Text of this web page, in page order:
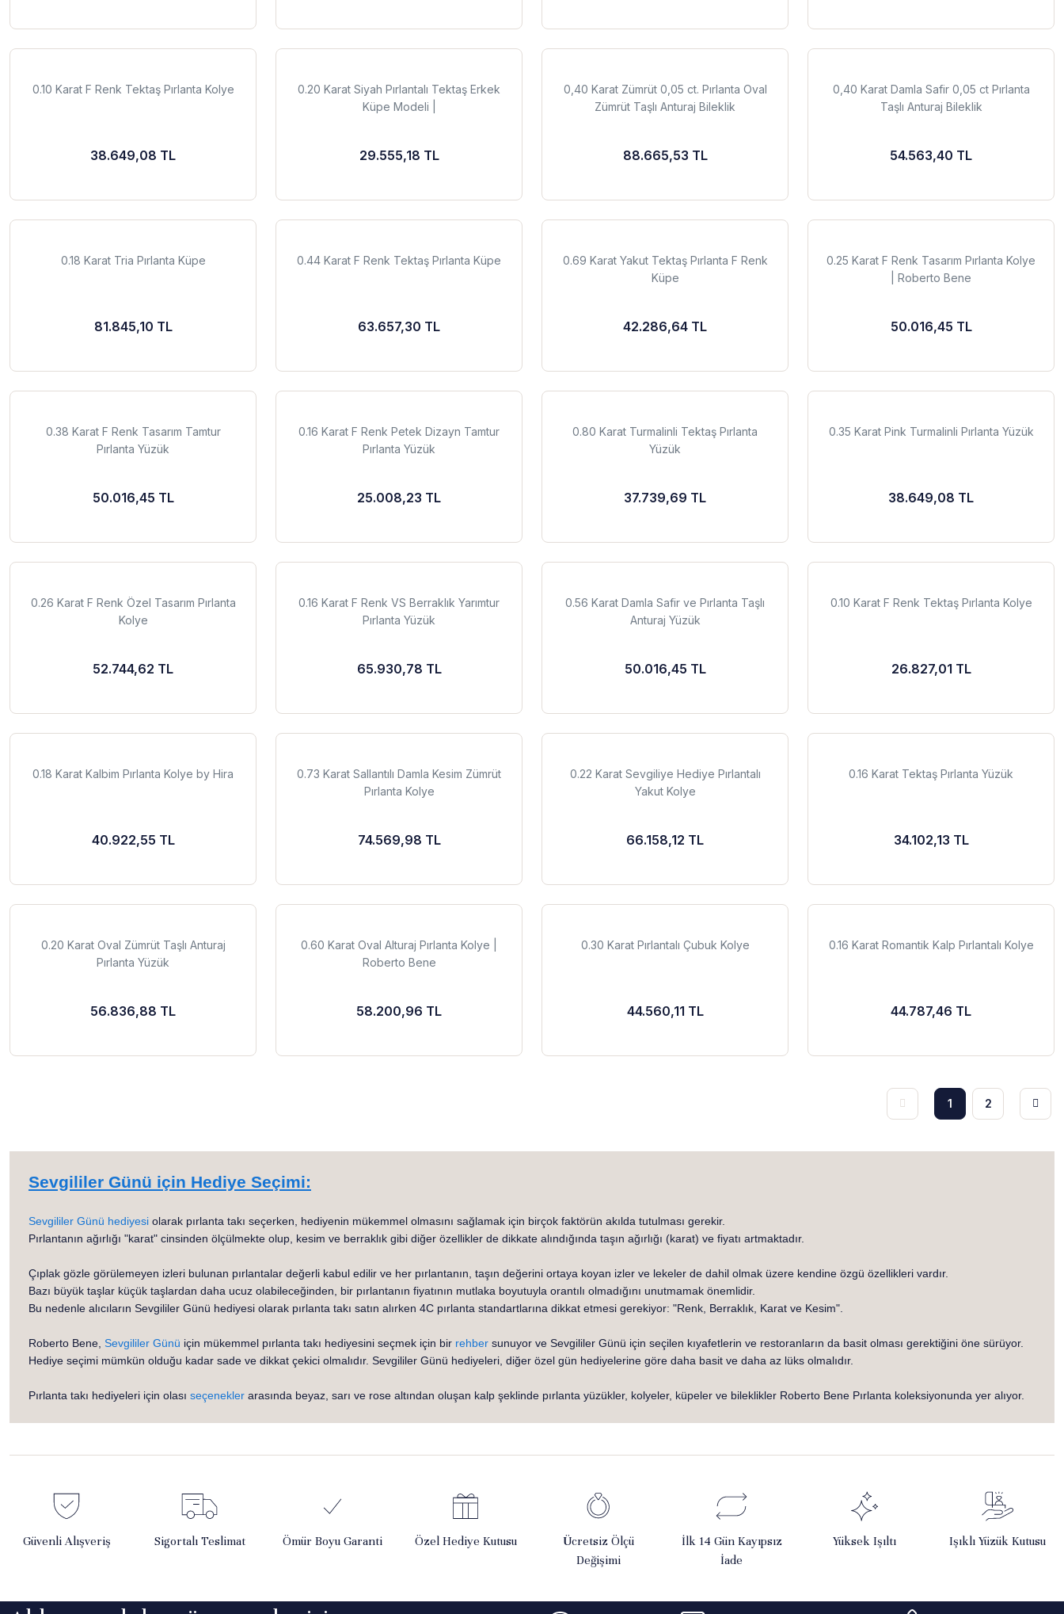
0.10 Karat F Renk Tektaş Pırlanta Kolye
38.649,08 TL
0.20 Karat Siyah Pırlantalı Tektaş Erkek
Küpe Modeli |
29.555,18 TL
0,40 Karat Zümrüt 0,05 ct. Pırlanta Oval
Zümrüt Taşlı Anturaj Bileklik
88.665,53 TL
0,40 Karat Damla Safir 0,05 ct Pırlanta
Taşlı Anturaj Bileklik
54.563,40 TL
0.18 Karat Tria Pırlanta Küpe
81.845,10 TL
0.44 Karat F Renk Tektaş Pırlanta Küpe
63.657,30 TL
0.69 Karat Yakut Tektaş Pırlanta F Renk
Küpe
42.286,64 TL
0.25 Karat F Renk Tasarım Pırlanta Kolye
| Roberto Bene
50.016,45 TL
0.38 Karat F Renk Tasarım Tamtur
Pırlanta Yüzük
50.016,45 TL
0.16 Karat F Renk Petek Dizayn Tamtur
Pırlanta Yüzük
25.008,23 TL
0.80 Karat Turmalinli Tektaş Pırlanta
Yüzük
37.739,69 TL
0.35 Karat Pink Turmalinli Pırlanta Yüzük
38.649,08 TL
0.26 Karat F Renk Özel Tasarım Pırlanta
Kolye
52.744,62 TL
0.16 Karat F Renk VS Berraklık Yarımtur
Pırlanta Yüzük
65.930,78 TL
0.56 Karat Damla Safir ve Pırlanta Taşlı
Anturaj Yüzük
50.016,45 TL
0.10 Karat F Renk Tektaş Pırlanta Kolye
26.827,01 TL
0.18 Karat Kalbim Pırlanta Kolye by Hira
40.922,55 TL
0.73 Karat Sallantılı Damla Kesim Zümrüt
Pırlanta Kolye
74.569,98 TL
0.22 Karat Sevgiliye Hediye Pırlantalı
Yakut Kolye
66.158,12 TL
0.16 Karat Tektaş Pırlanta Yüzük
34.102,13 TL
0.20 Karat Oval Zümrüt Taşlı Anturaj
Pırlanta Yüzük
56.836,88 TL
0.60 Karat Oval Alturaj Pırlanta Kolye |
Roberto Bene
58.200,96 TL
0.30 Karat Pırlantalı Çubuk Kolye
44.560,11 TL
0.16 Karat Romantik Kalp Pırlantalı Kolye
44.787,46 TL
1 2
Sevgililer Günü için Hediye Seçimi:
Sevgililer Günü hediyesi olarak pırlanta takı seçerken, hediyenin mükemmel olmasını sağlamak için birçok faktörün akılda tutulması gerekir.
Pırlantanın ağırlığı "karat" cinsinden ölçülmekte olup, kesim ve berraklık gibi diğer özellikler de dikkate alındığında taşın ağırlığı (karat) ve fiyatı artmaktadır.
Çıplak gözle görülemeyen izleri bulunan pırlantalar değerli kabul edilir ve her pırlantanın, taşın değerini ortaya koyan izler ve lekeler de dahil olmak üzere kendine özgü özellikleri vardır.
Bazı büyük taşlar küçük taşlardan daha ucuz olabileceğinden, bir pırlantanın fiyatının mutlaka boyutuyla orantılı olmadığını unutmamak önemlidir.
Bu nedenle alıcıların Sevgililer Günü hediyesi olarak pırlanta takı satın alırken 4C pırlanta standartlarına dikkat etmesi gerekiyor: "Renk, Berraklık, Karat ve Kesim".
Roberto Bene, Sevgililer Günü için mükemmel pırlanta takı hediyesini seçmek için bir rehber sunuyor ve Sevgililer Günü için seçilen kıyafetlerin ve restoranların da basit olması gerektiğini öne sürüyor.
Hediye seçimi mümkün olduğu kadar sade ve dikkat çekici olmalıdır. Sevgililer Günü hediyeleri, diğer özel gün hediyelerine göre daha basit ve daha az lüks olmalıdır.
Pırlanta takı hediyeleri için olası seçenekler arasında beyaz, sarı ve rose altından oluşan kalp şeklinde pırlanta yüzükler, kolyeler, küpeler ve bileklikler Roberto Bene Pırlanta koleksiyonunda yer alıyor.
Güvenli Alışveriş Sigortalı Teslimat Ömür Boyu Garanti Özel Hediye Kutusu
Ücretsiz Ölçü
Değişimi
İlk 14 Gün Kayıpsız
İade
Yüksek Işıltı Işıklı Yüzük Kutusu